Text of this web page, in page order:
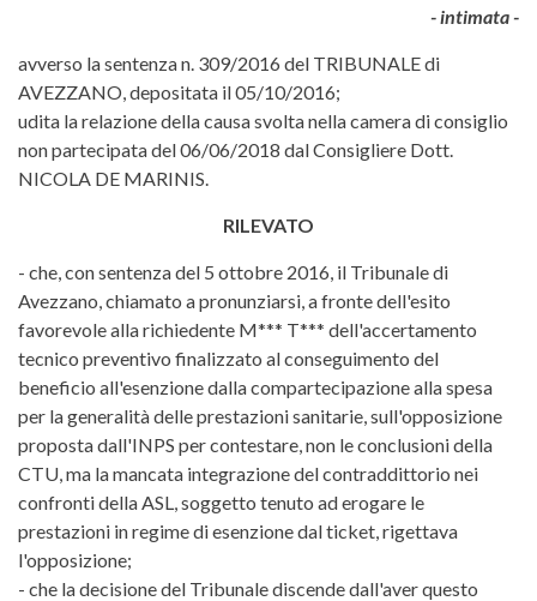
- intimata -
avverso la sentenza n. 309/2016 del TRIBUNALE di
AVEZZANO, depositata il 05/10/2016;
udita la relazione della causa svolta nella camera di consiglio
non partecipata del 06/06/2018 dal Consigliere Dott.
NICOLA DE MARINIS.
RILEVATO
- che, con sentenza del 5 ottobre 2016, il Tribunale di
Avezzano, chiamato a pronunziarsi, a fronte dell'esito
favorevole alla richiedente M*** T*** dell'accertamento
tecnico preventivo finalizzato al conseguimento del
beneficio all'esenzione dalla compartecipazione alla spesa
per la generalità delle prestazioni sanitarie, sull'opposizione
proposta dall'INPS per contestare, non le conclusioni della
CTU, ma la mancata integrazione del contraddittorio nei
confronti della ASL, soggetto tenuto ad erogare le
prestazioni in regime di esenzione dal ticket, rigettava
l'opposizione;
- che la decisione del Tribunale discende dall'aver questo